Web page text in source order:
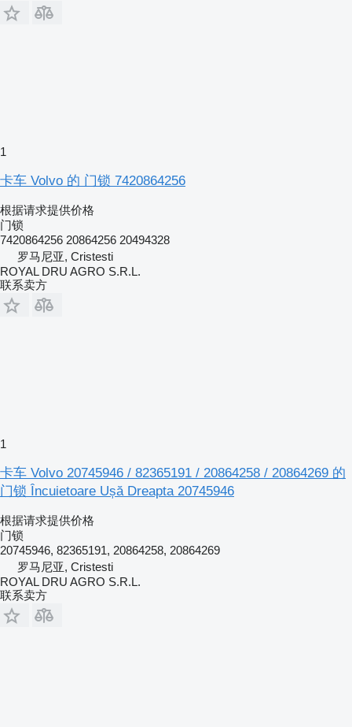
1
卡车 Volvo 的 门锁 7420864256
根据请求提供价格
门锁
7420864256 20864256 20494328
罗马尼亚, Cristesti
ROYAL DRU AGRO S.R.L.
联系卖方
1
卡车 Volvo 20745946 / 82365191 / 20864258 / 20864269 的
门锁 Încuietoare Ușă Dreapta 20745946
根据请求提供价格
门锁
20745946, 82365191, 20864258, 20864269
罗马尼亚, Cristesti
ROYAL DRU AGRO S.R.L.
联系卖方